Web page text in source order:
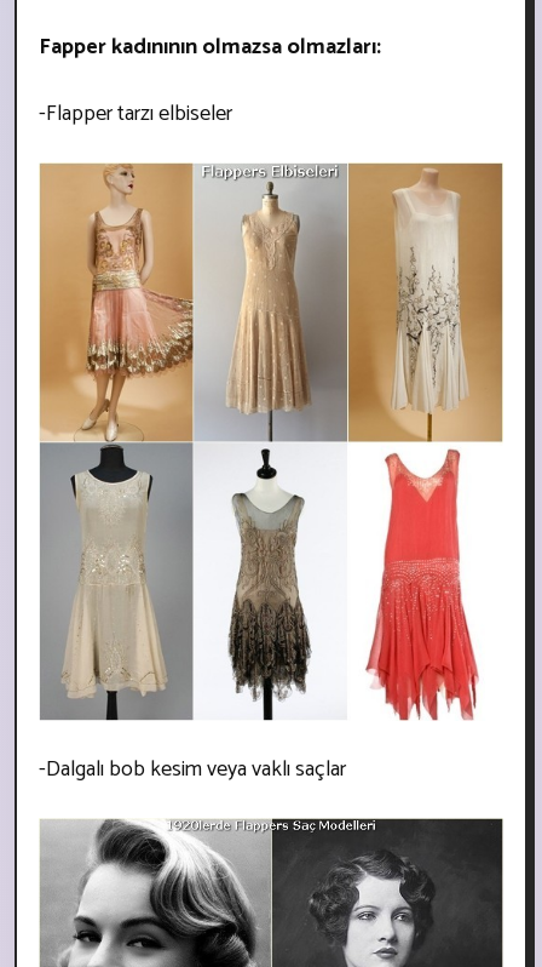
Fapper kadınının olmazsa olmazları:
-Flapper tarzı elbiseler
-Dalgalı bob kesim veya vaklı saçlar